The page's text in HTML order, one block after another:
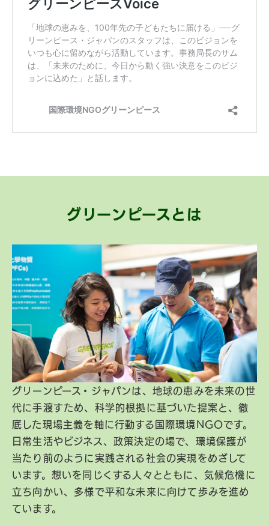
グリーンピースとは
グリーンピース・ジャパンは、地球の恵みを未来の世
代に手渡すため、科学的根拠に基づいた提案と、徹
底した現場主義を軸に行動する国際環境NGOです。
日常生活やビジネス、政策決定の場で、環境保護が
当たり前のように実践される社会の実現をめざして
います。想いを同じくする人々とともに、気候危機に
立ち向かい、多様で平和な未来に向けて歩みを進め
ています。